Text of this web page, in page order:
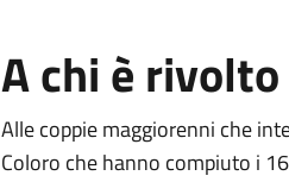
A chi è rivolto
Alle coppie maggiorenni che
Coloro che hanno compiuto i